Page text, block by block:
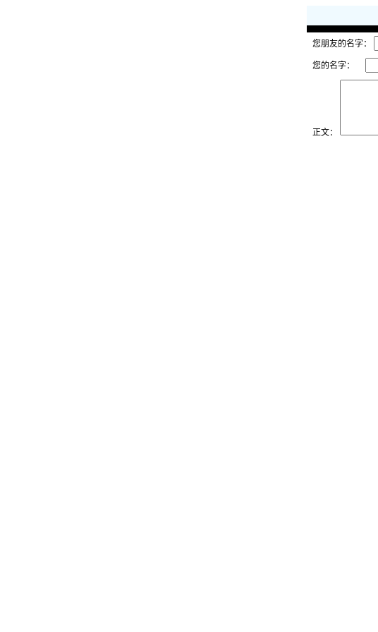
您朋友的名字：
您的名字：
正文：